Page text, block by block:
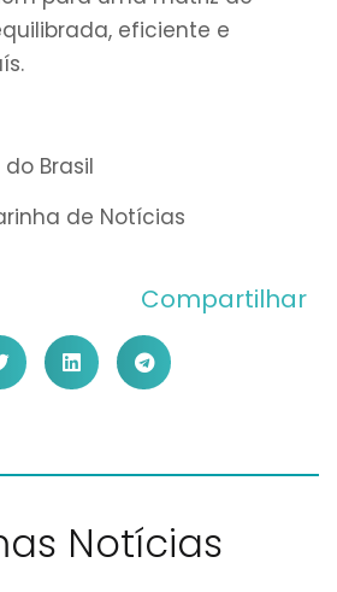
eficiente e
Brasil
de Notícias
Compartilhar
Notícias